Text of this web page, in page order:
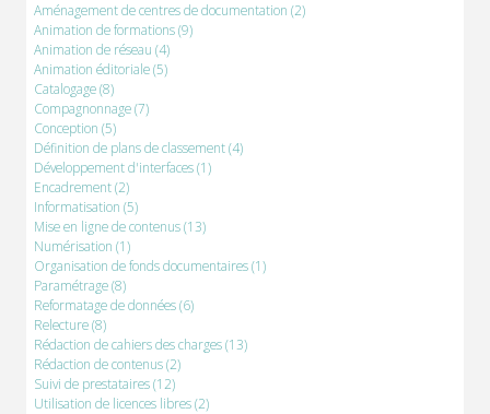
Aménagement de centres de documentation (2)
Animation de formations(9)
Animation de réseau (4)
Animation éditoriale(5)
Catalogage(8)
Compagnonnage(7)
Conception (5)
Définition de plans de classement(4)
Développement d'interfaces(1)
Encadrement(2)
Informatisation (5)
Mise en ligne de contenus(13)
Numérisation (1)
Organisation de fonds documentaires(1)
Paramétrage(8)
Reformatage de données(6)
Relecture(8)
Rédaction de cahiers des charges(13)
Rédaction de contenus(2)
Suivi de prestataires(12)
Utilisation de licences libres(2)